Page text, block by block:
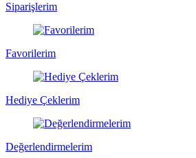
Siparişlerim
Favorilerim
Hediye Çeklerim
Değerlendirmelerim